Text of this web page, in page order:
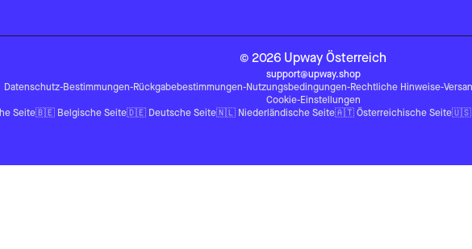
© 2026 Upway Österreich
support@upway.shop
Datenschutz-Bestimmungen-Rückgabebestimmungen-Nutzungsbedingungen-Rechtliche Hinweise-
Cookie-Einstellungen
Seite🇧🇪 Belgische Seite🇩🇪 Deutsche Seite🇳🇱 Niederländische Seite🇦🇹 Österreichische Seite🇺🇸